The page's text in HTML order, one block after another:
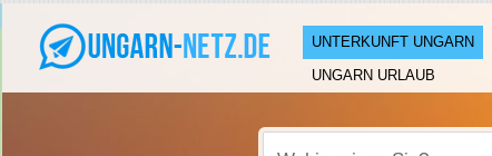
UNTERKUNFT UNGARN
UNGARN URLAUB